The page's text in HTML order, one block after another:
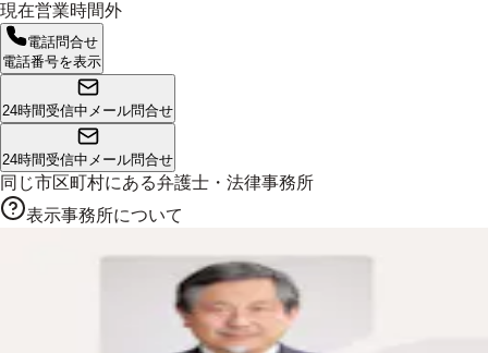
現在営業時間外
電話問合せ
電話番号を表示
24時間受信中 メール問合せ
24時間受信中 メール問合せ
同じ市区町村にある弁護士・法律事務所
表示事務所について